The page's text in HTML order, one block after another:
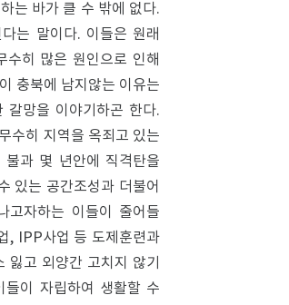
는 바가 클 수 밖에 없다.
는 말이다. 이들은 원래
히 많은 원인으로 인해
충북에 남지않는 이유는
갈망을 이야기하곤 한다.
수히 지역을 옥죄고 있는
과 몇 년안에 직격탄을
있는 공간조성과 더불어
고자하는 이들이 줄어들
, IPP사업 등 도제훈련과
고 외양간 고치지 않기
이 자립하여 생활할 수